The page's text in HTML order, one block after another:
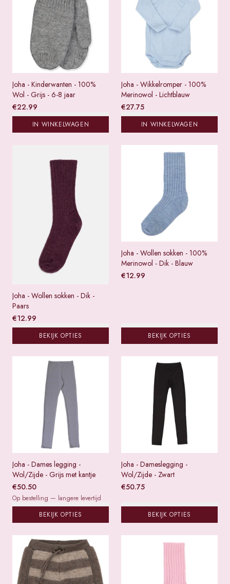
Joha - Kinderwanten - 100%
Wol - Grijs - 6-8 jaar
€22.99
IN WINKELWAGEN
Joha - Wikkelromper - 100%
Merinowol - Lichtblauw
€27.75
IN WINKELWAGEN
Joha - Wollen sokken - Dik -
Paars
€12.99
BEKIJK OPTIES
Joha - Wollen sokken - 100%
Merinowol - Dik - Blauw
€12.99
BEKIJK OPTIES
Joha - Dames legging -
Wol/Zijde - Grijs met kantje
€50.50
Op bestelling — langere levertijd
BEKIJK OPTIES
Joha - Dameslegging -
Wol/Zijde - Zwart
€50.75
BEKIJK OPTIES